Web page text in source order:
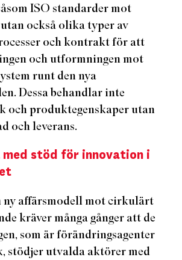
ISO standarder mot
också olika typer av
och kontrakt för att
och utformningen mot
runt den nya
Dessa behandlar inte
och produktegenskaper utan
och leverans.
stöd för innovation i
ny affärsmodell mot cirkulärt
kräver många gånger att de
som är förändringsagenter
stödjer utvalda aktörer med